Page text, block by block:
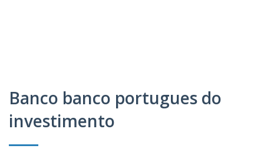
Banco banco portugues do
investimento